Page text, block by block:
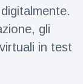
gli
in test